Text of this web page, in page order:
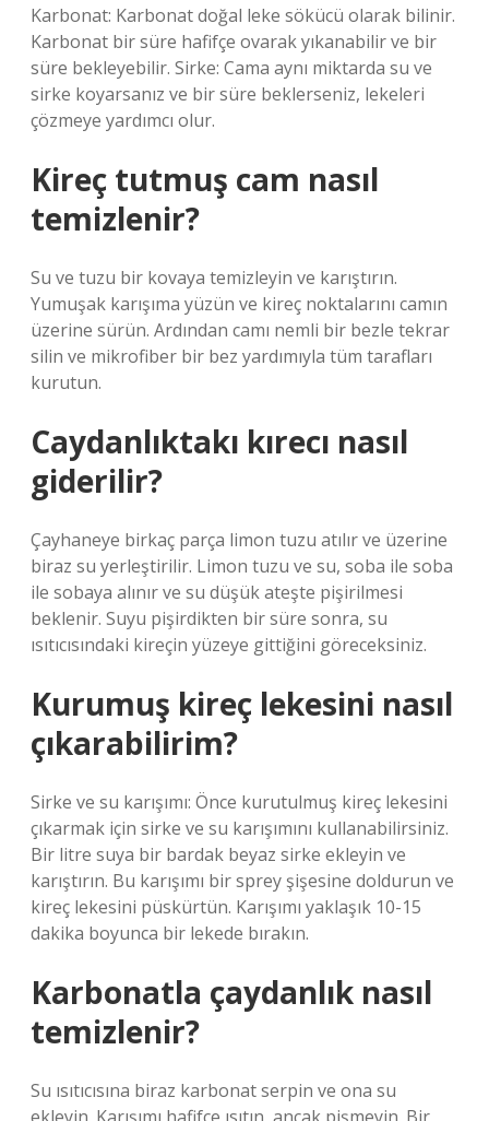
Karbonat: Karbonat doğal leke sökücü olarak bilinir.
Karbonat bir süre hafifçe ovarak yıkanabilir ve bir
süre bekleyebilir. Sirke: Cama aynı miktarda su ve
sirke koyarsanız ve bir süre beklerseniz, lekeleri
çözmeye yardımcı olur.
Kireç tutmuş cam nasıl
temizlenir?
Su ve tuzu bir kovaya temizleyin ve karıştırın.
Yumuşak karışıma yüzün ve kireç noktalarını camın
üzerine sürün. Ardından camı nemli bir bezle tekrar
silin ve mikrofiber bir bez yardımıyla tüm tarafları
kurutun.
Caydanlıktakı kırecı nasıl
giderilir?
Çayhaneye birkaç parça limon tuzu atılır ve üzerine
biraz su yerleştirilir. Limon tuzu ve su, soba ile soba
ile sobaya alınır ve su düşük ateşte pişirilmesi
beklenir. Suyu pişirdikten bir süre sonra, su
ısıtıcısındaki kireçin yüzeye gittiğini göreceksiniz.
Kurumuş kireç lekesini nasıl
çıkarabilirim?
Sirke ve su karışımı: Önce kurutulmuş kireç lekesini
çıkarmak için sirke ve su karışımını kullanabilirsiniz.
Bir litre suya bir bardak beyaz sirke ekleyin ve
karıştırın. Bu karışımı bir sprey şişesine doldurun ve
kireç lekesini püskürtün. Karışımı yaklaşık 10-15
dakika boyunca bir lekede bırakın.
Karbonatla çaydanlık nasıl
temizlenir?
Su ısıtıcısına biraz karbonat serpin ve ona su